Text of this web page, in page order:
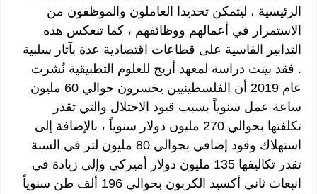
الرئيسية ، ليتمكن تحديدا العاملون والموظفون من
الاستمرار في أعمالهم ووظائفهم ، كما تنعكس هذه
التدابير القاسية على قطاعات اقتصادية عدة بآثار سلبية
. فقد بينت دراسة لمعهد أريج للعلوم التطبيقية نُشرت
عام 2019 أن الفلسطينيين يخسرون حوالي 60 مليون
ساعة عمل سنوياً بسبب قيود الاحتلال والتي تقدر
تكلفتها بحوالي 270 مليون دولار سنوياً ، بالإضافة إلى
استهلاك وقود إضافي بحوالي 80 مليون لتر في السنة
تقدر تكاليفها 135 مليون دولار أميركي وإلى زيادة في
انبعاث ثاني أكسيد الكربون بحوالي 196 ألف طن سنوياً